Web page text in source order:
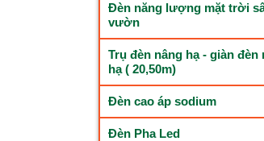
Đèn năng lượng mặt trời
vườn
Trụ đèn nâng hạ - giàn đèn
hạ ( 20,50m)
Đèn cao áp sodium
Đèn Pha Led